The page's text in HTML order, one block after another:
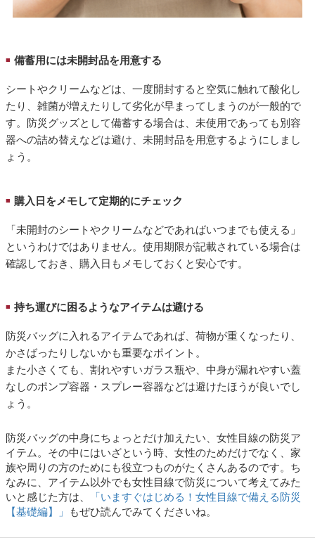
■ 備蓄用には未開封品を用意する
シートやクリームなどは、一度開封すると空気に触れて酸化し
たり、雑菌が増えたりして劣化が早まってしまうのが一般的で
す。防災グッズとして備蓄する場合は、未使用であっても別容
器への詰め替えなどは避け、未開封品を用意するようにしまし
ょう。
■ 購入日をメモして定期的にチェック
「未開封のシートやクリームなどであればいつまでも使える」
というわけではありません。使用期限が記載されている場合は
確認しておき、購入日もメモしておくと安心です。
■ 持ち運びに困るようなアイテムは避ける
防災バッグに入れるアイテムであれば、荷物が重くなったり、
かさばったりしないかも重要なポイント。
また小さくても、割れやすいガラス瓶や、中身が漏れやすい蓋
なしのポンプ容器・スプレー容器などは避けたほうが良いでし
ょう。
防災バッグの中身にちょっとだけ加えたい、女性目線の防災ア
イテム。その中にはいざという時、女性のためだけでなく、家
族や周りの方のためにも役立つものがたくさんあるのです。ち
なみに、アイテム以外でも女性目線で防災について考えてみた
いと感じた方は、
「いますぐはじめる！女性目線で備える防災
【基礎編】」
もぜひ読んでみてくださいね。